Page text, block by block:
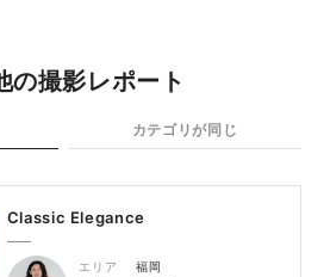
の撮影レポート
カテゴリが同じ
Classic Elegance
エリア
福岡